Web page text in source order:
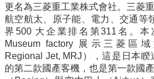
我
們
校
友
專
更名為三菱重工業株式會社。三菱
航空航太、原子能、電力、交通等
界500 大企業排名第311名。本
Museum factory 展示三菱區
Regional Jet, MRJ），這是日本
的第二款國產客機，也是第一款國